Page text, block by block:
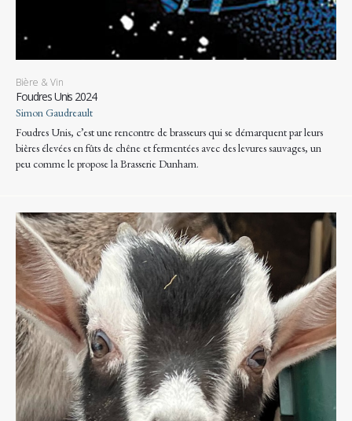
Bière & Vin
Foudres Unis 2024
Simon Gaudreault
Foudres Unis, c’est une rencontre de brasseurs qui se démarquent par leurs
bières élevées en fûts de chêne et fermentées avec des levures sauvages, un
peu comme le propose la Brasserie Dunham.